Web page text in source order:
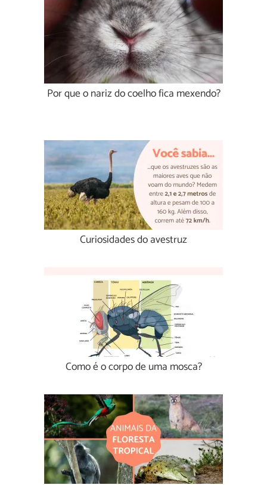
Por que o nariz do coelho fica mexendo?
Curiosidades do avestruz
Como é o corpo de uma mosca?